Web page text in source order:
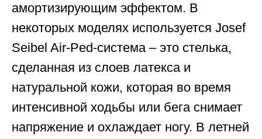
амортизирующим эффектом. В
некоторых моделях используется Josef
Seibel Air-Ped-система – это стелька,
сделанная из слоев латекса и
натуральной кожи, которая во время
интенсивной ходьбы или бега снимает
напряжение и охлаждает ногу. В летней